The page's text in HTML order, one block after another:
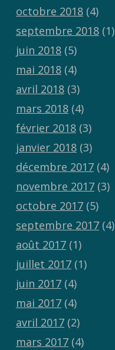
octobre 2018(4)
septembre 2018(1)
juin 2018(5)
mai 2018(4)
avril 2018(3)
mars 2018(4)
février 2018(3)
janvier 2018(3)
décembre 2017(4)
novembre 2017(3)
octobre 2017(5)
septembre 2017(4)
août 2017(1)
juillet 2017(1)
juin 2017(4)
mai 2017(4)
avril 2017(2)
mars 2017(4)